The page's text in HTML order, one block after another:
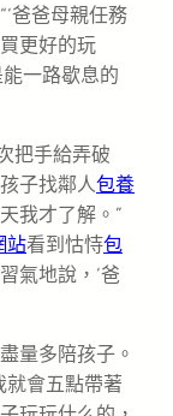
爸爸母親任務
更好的玩
一路歇息的
把手給弄破
子找鄰人包養
我才了解。”
站看到怙恃包
氣地說，‘爸
量多陪孩子。
就會五點帶著